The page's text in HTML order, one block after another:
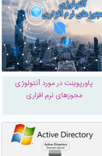
پاورپوینت در مورد آنتولوژی
مجوزهای نرم افزاری